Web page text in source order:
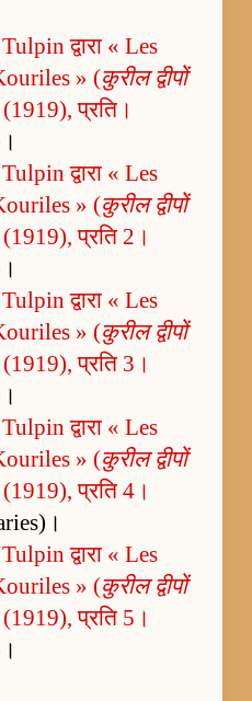
द्वारा « Les
» (कुरील द्वीपों
प्रति।
द्वारा « Les
» (कुरील द्वीपों
प्रति 2।
द्वारा « Les
» (कुरील द्वीपों
प्रति 3।
द्वारा « Les
» (कुरील द्वीपों
प्रति 4।
द्वारा « Les
» (कुरील द्वीपों
प्रति 5।